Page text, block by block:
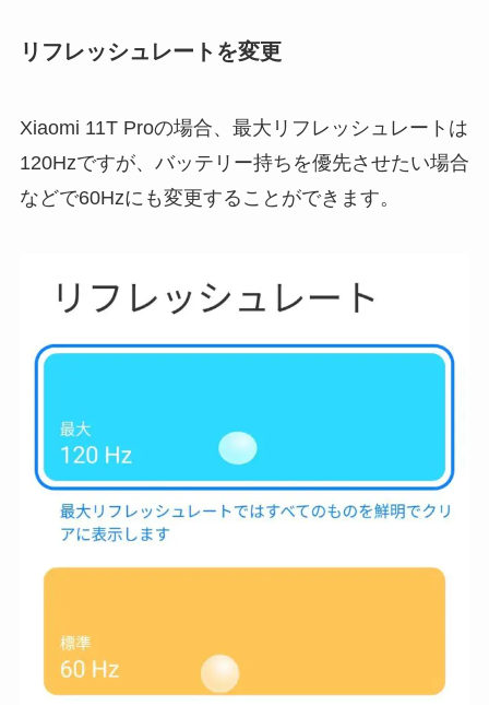
リフレッシュレートを変更
Xiaomi 11T Proの場合、最大リフレッシュレートは
120Hzですが、バッテリー持ちを優先させたい場合
などで60Hzにも変更することができます。